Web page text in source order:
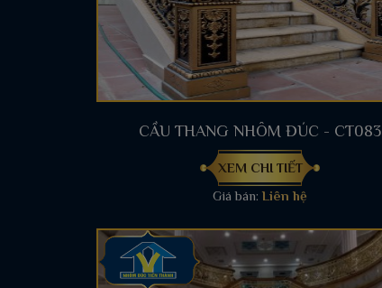
CẦU THANG NHÔM ĐÚC - CT083
XEM CHI TIẾT
Giá bán:Liên hệ